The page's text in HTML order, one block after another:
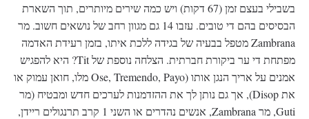
בשבילי בעצם זמן (67 דקות) ויש כמה שירים מיותרים, תוך השארת
הבסיסים בהם די טובים. עזבו 14 גם מגוון רחב של נושאים חשוב. מר
Zambrana מטפל בבעיה של בגידה ללכת איתו, בזמן רעידת האדמה
מפתחת די ער ביקורת חברתית. הצלחה נוספת של Tit? היא להפגיש
אמנים על אריך הנגן אותו (Ose, Tremendo, Payo מלו, חואן עמוק או
את Disop), אך גם נותן לך את ההזדמנות לערכים חדש ומבטיח (מר
Guti, מר Zambrana, אנשים נהדרים או השני 1 קרב תרנגולים ריידן,